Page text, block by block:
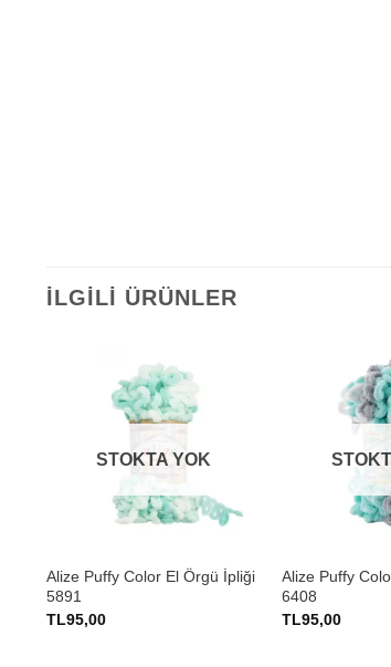
İLGILI ÜRÜNLER
STOKTA YOK
Alize Puffy Color El Örgü İpliği
5891
TL95,00
Alize Puffy
6408
TL95,00